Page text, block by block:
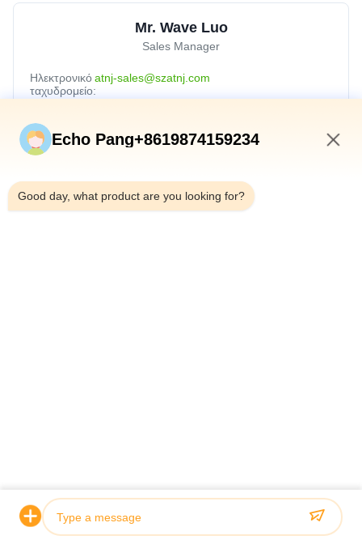
Mr. Wave Luo
Sales Manager
Ηλεκτρονικό
ταχυδρομείο:
atnj-sales@szatnj.com
Whatsapp: 8618813582037
Shenzhen Atnj Communication Technology Co., Ltd.
Echo Pang+8619874159234
Good day, what product are you looking for?